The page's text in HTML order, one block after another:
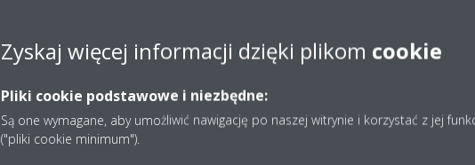
Zyskaj więcej informacji dzięki plikom cookie
Pliki cookie podstawowe i niezbędne:
Są one wymagane, aby umożliwić nawigację po naszej witrynie i korzystać z jej
("pliki cookie minimum").